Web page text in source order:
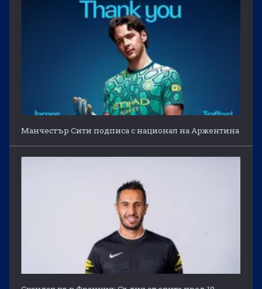
Манчестър Сити подписа с национал на Аржентина